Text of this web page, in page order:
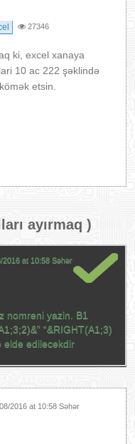
LÜĞƏT
27346
ki, excel xanaya
10 ac 222 şəklində
etsin.
ayırmaq )
2016 at 10:58 Səhər
nomreni yazin. B1
“&RIGHT(A1;3)
elde edilecekdir
2016 at 10:58 Səhər